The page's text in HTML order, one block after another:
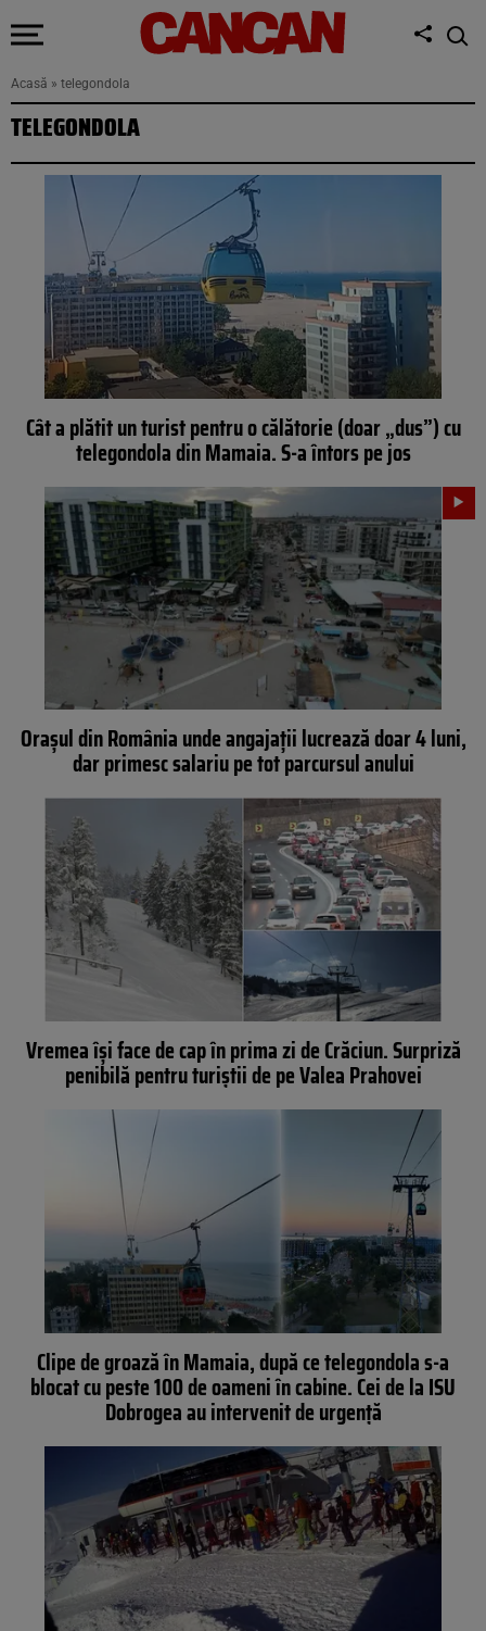
Acasă » telegondola
TELEGONDOLA
Cât a plătit un turist pentru o călătorie (doar „dus”) cu
telegondola din Mamaia. S-a întors pe jos
Orașul din România unde angajații lucrează doar 4 luni,
dar primesc salariu pe tot parcursul anului
Vremea își face de cap în prima zi de Crăciun. Surpriză
penibilă pentru turiștii de pe Valea Prahovei
Clipe de groază în Mamaia, după ce telegondola s-a
blocat cu peste 100 de oameni în cabine. Cei de la ISU
Dobrogea au intervenit de urgență